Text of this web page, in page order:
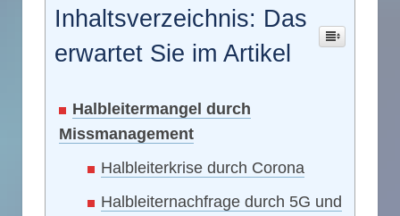
Inhaltsverzeichnis: Das
erwartet Sie im Artikel
Halbleitermangel durch
Missmanagement
Halbleiterkrise durch Corona
Halbleiternachfrage durch 5G und